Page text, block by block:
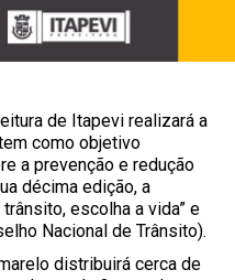
de Itapevi realizará a
como objetivo
a prevenção e redução
décima edição, a
escolha a vida” e
Nacional de Trânsito).
distribuirá cerca de